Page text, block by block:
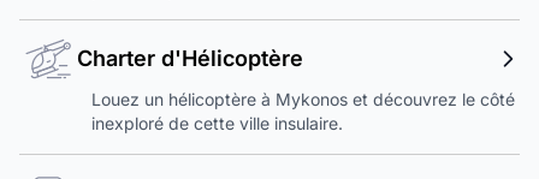
Charter d'Hélicoptère
Louez un hélicoptère à Mykonos et découvrez le côté
inexploré de cette ville insulaire.